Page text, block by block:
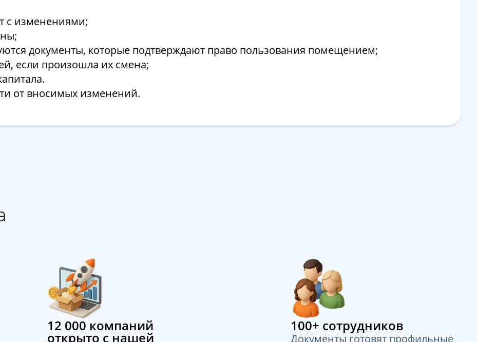
с изменениями;
документы, которые подтверждают право пользования помещением;
если произошла их смена;
от вносимых изменений.
12 000 компаний
открыто с нашей
100+ сотрудников
Документы готовят профильные